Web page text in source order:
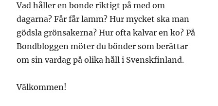
Vad håller en bonde riktigt på med om
dagarna? Får får lamm? Hur mycket ska man
gödsla grönsakerna? Hur ofta kalvar en ko? På
Bondbloggen möter du bönder som berättar
om sin vardag på olika håll i Svenskfinland.
Välkommen!